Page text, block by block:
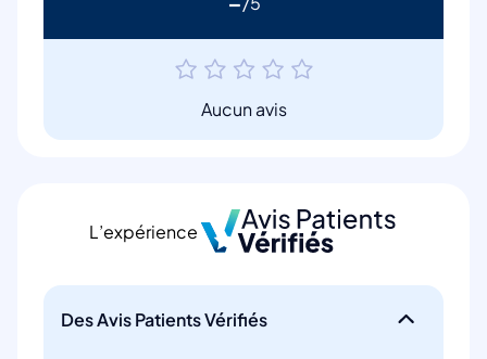
Aucun avis
L’expérience
Des Avis Patients Vérifiés